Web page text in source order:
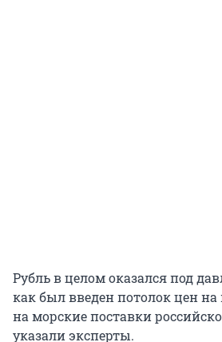
Рубль в целом оказался под
как был введен потолок цен на
на морские поставки
указали эксперты.